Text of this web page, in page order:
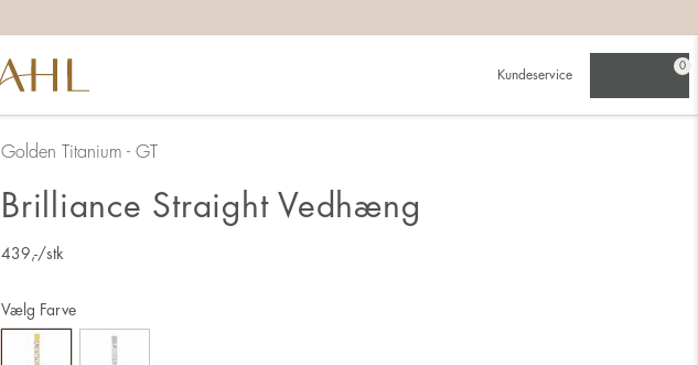
Kundeservice
0
Golden Titanium - GT
Brilliance Straight Vedhæng
439 ,-/stk
Vælg Farve